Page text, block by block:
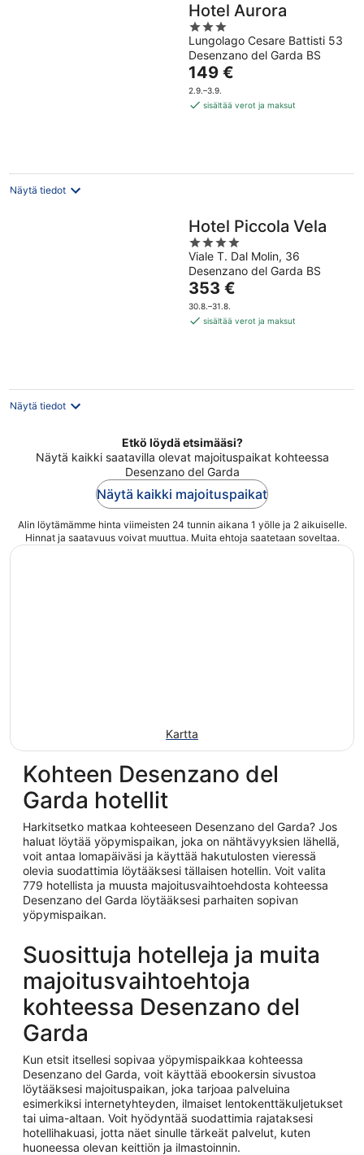
Hotel Aurora
3
out
of
5
Lungolago Cesare Battisti 53
Desenzano del Garda BS
Hinta
on
149 €
149 €
2.9.–3.9.
sisältää verot ja maksut
Näytä tiedot
Hotel Piccola Vela
4
out
of
5
Viale T. Dal Molin, 36
Desenzano del Garda BS
Hinta
on
353 €
353 €
30.8.–31.8.
sisältää verot ja maksut
Näytä tiedot
Etkö löydä etsimääsi?
Näytä kaikki saatavilla olevat majoituspaikat kohteessa
Desenzano del Garda
Näytä kaikki majoituspaikat
Alin löytämämme hinta viimeisten 24 tunnin aikana 1 yölle ja 2 aikuiselle.
Hinnat ja saatavuus voivat muuttua. Muita ehtoja saatetaan soveltaa.
Kartta
Kohteen Desenzano del
Garda hotellit
Harkitsetko matkaa kohteeseen Desenzano del Garda? Jos
haluat löytää yöpymispaikan, joka on nähtävyyksien lähellä,
voit antaa lomapäiväsi ja käyttää hakutulosten vieressä
olevia suodattimia löytääksesi tällaisen hotellin. Voit valita
779 hotellista ja muusta majoitusvaihtoehdosta kohteessa
Desenzano del Garda löytääksesi parhaiten sopivan
yöpymispaikan.
Suosittuja hotelleja ja muita
majoitusvaihtoehtoja
kohteessa Desenzano del
Garda
Kun etsit itsellesi sopivaa yöpymispaikkaa kohteessa
Desenzano del Garda, voit käyttää ebookersin sivustoa
löytääksesi majoituspaikan, joka tarjoaa palveluina
esimerkiksi internetyhteyden, ilmaiset lentokenttäkuljetukset
tai uima-altaan. Voit hyödyntää suodattimia rajataksesi
hotellihakuasi, jotta näet sinulle tärkeät palvelut, kuten
huoneessa olevan keittiön ja ilmastoinnin.